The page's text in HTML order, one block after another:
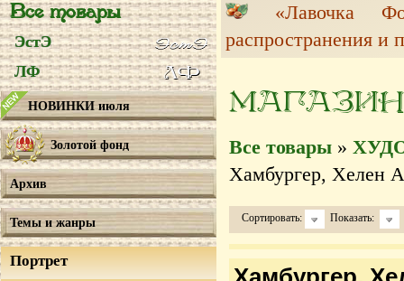
Все товары
ЭстЭ
ЛФ
НОВИНКИ июля
Золотой фонд
Архив
Темы и жанры
Портрет
«Лавочка
распространения и
МАГАЗИН
Все товары »
Хамбургер, Хелен
Сортировать: Показать: